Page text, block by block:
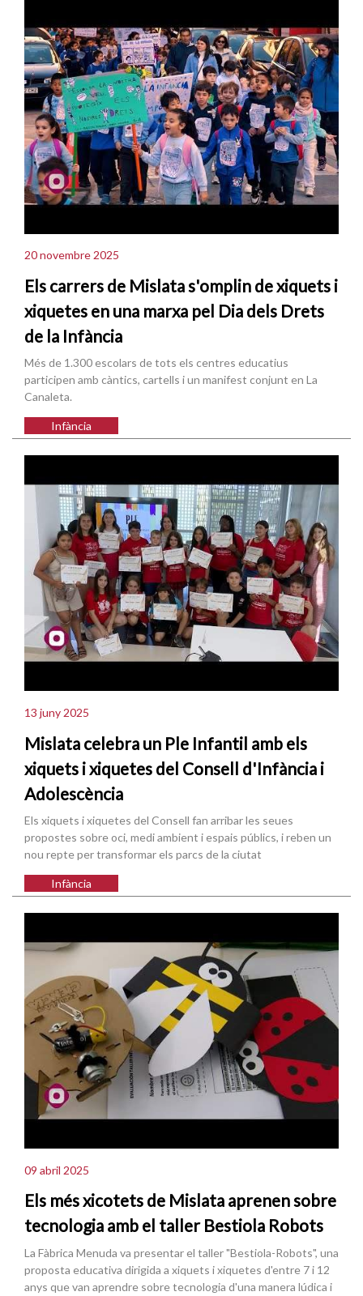
20 novembre 2025
Els carrers de Mislata s'omplin de xiquets i
xiquetes en una marxa pel Dia dels Drets
de la Infància
Més de 1.300 escolars de tots els centres educatius
participen amb càntics, cartells i un manifest conjunt en La
Canaleta.
Infància
13 juny 2025
Mislata celebra un Ple Infantil amb els
xiquets i xiquetes del Consell d'Infància i
Adolescència
Els xiquets i xiquetes del Consell fan arribar les seues
propostes sobre oci, medi ambient i espais públics, i reben un
nou repte per transformar els parcs de la ciutat
Infància
09 abril 2025
Els més xicotets de Mislata aprenen sobre
tecnologia amb el taller Bestiola Robots
La Fàbrica Menuda va presentar el taller "Bestiola-Robots", una
proposta educativa dirigida a xiquets i xiquetes d'entre 7 i 12
anys que van aprendre sobre tecnologia d'una manera lúdica i